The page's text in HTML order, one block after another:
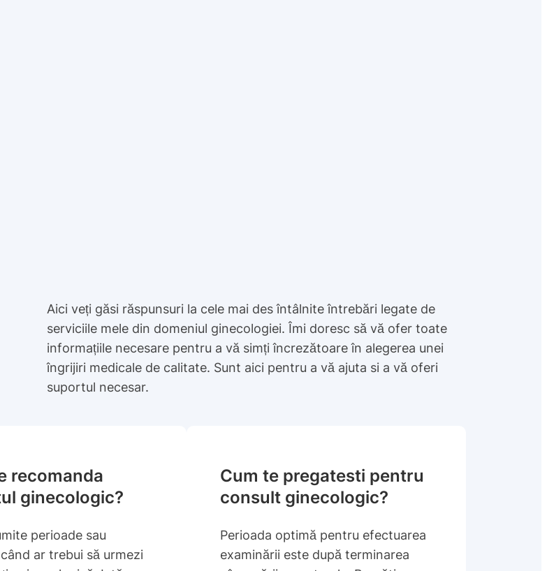
Aici veți găsi răspunsuri la cele mai des întâlnite întrebări legate de
serviciile mele din domeniul ginecologiei. Îmi doresc să vă ofer toate
informațiile necesare pentru a vă simți încrezătoare în alegerea unei
îngrijiri medicale de calitate. Sunt aici pentru a vă ajuta si a vă oferi
suportul necesar.
recomanda
ginecologic?
perioade sau
ar trebui să urmezi
Cum te pregatesti pentru
consult ginecologic?
Perioada optimă pentru efectuarea
examinării este după terminarea